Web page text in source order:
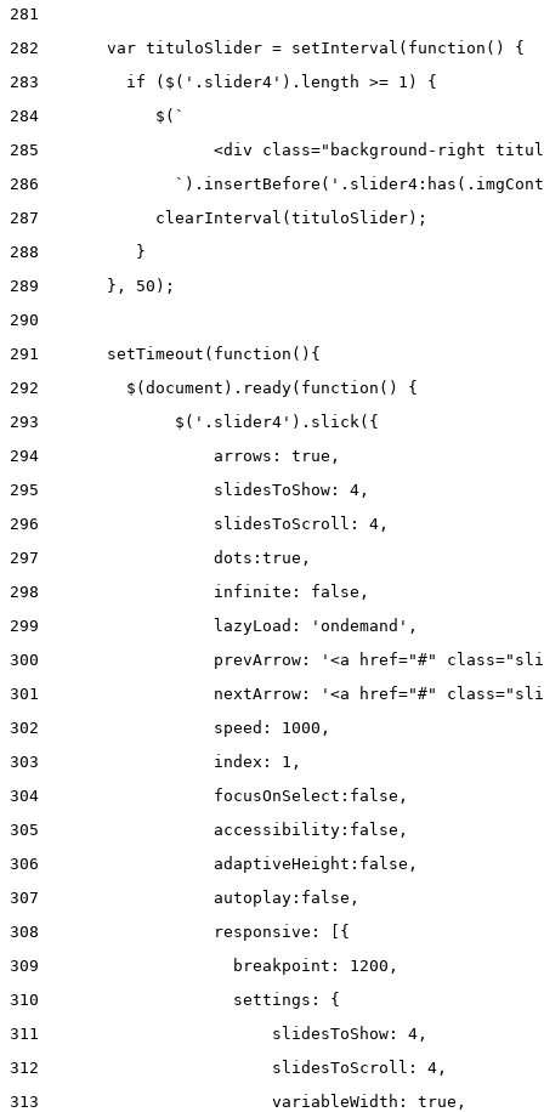
281
282
       var tituloSlider = setInterval(function() {
283
         if ($('.slider4').length >= 1) {
284
            $(`
285
<div class="background-right
286
287
            clearInterval(tituloSlider);
288
          }
289
       }, 50);
290
291
       setTimeout(function(){
292
         $(document).ready(function() {
293
              $('.slider4').slick({
294
                  arrows: true,
295
                  slidesToShow: 4,
296
                  slidesToScroll: 4,
297
                  dots:true,
298
                  infinite: false,
299
                  lazyLoad: 'ondemand',
300
prevArrow: '<a href="#"
301
nextArrow: '<a href="#"
302
                  speed: 1000,
303
                  index: 1,
304
                  focusOnSelect:false,
305
                  accessibility:false,
306
                  adaptiveHeight:false,
307
                  autoplay:false,
308
                  responsive: [{
309
                    breakpoint: 1200,
310
                    settings: {
311
                        slidesToShow: 4,
312
                        slidesToScroll: 4,
313
                        variableWidth: true,